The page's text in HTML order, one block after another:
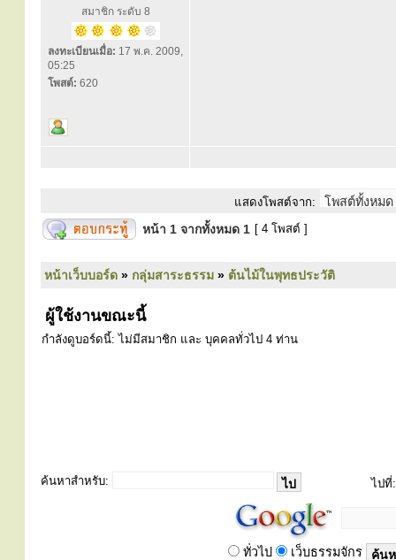
สมาชิก ระดับ 8
ลงทะเบียนเมื่อ: 17 พ.ค. 2009,
05:25
โพสต์: 620
แสดงโพสต์จาก:
หน้า 1 จากทั้งหมด 1 [ 4 โพสต์ ]
หน้าเว็บบอร์ด » กลุ่มสาระธรรม » ต้นไม้ในพุทธประวัติ
ผู้ใช้งานขณะนี้
กำลังดูบอร์ดนี้: ไม่มีสมาชิก และ บุคคลทั่วไป 4 ท่าน
ค้นหาสำหรับ: ไปที่:
ทั่วไป เว็บธรรมจักร